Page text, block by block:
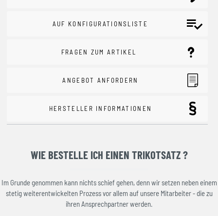
AUF KONFIGURATIONSLISTE
FRAGEN ZUM ARTIKEL
ANGEBOT ANFORDERN
HERSTELLER INFORMATIONEN
WIE BESTELLE ICH EINEN TRIKOTSATZ ?
Im Grunde genommen kann nichts schief gehen, denn wir setzen neben einem
stetig weiterentwickelten Prozess vor allem auf unsere Mitarbeiter - die zu
ihren Ansprechpartner werden.